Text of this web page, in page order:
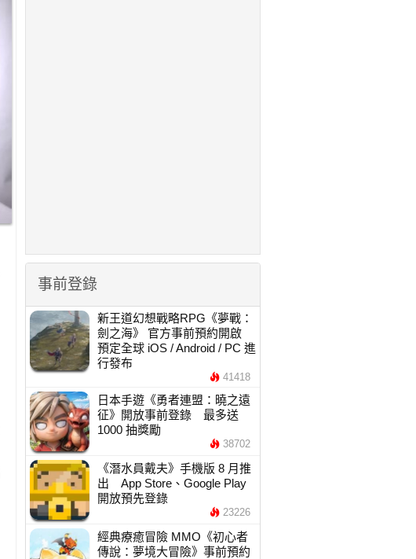
事前登錄
新王道幻想戰略RPG《夢戰：
劍之海》 官方事前預約開啟
預定全球 iOS / Android / PC 進
行發布
41418
日本手遊《勇者連盟：曉之遠
征》開放事前登錄 最多送
1000 抽獎勵
38702
《潛水員戴夫》手機版 8 月推
出 App Store、Google Play
開放預先登錄
23226
經典療癒冒險 MMO《初心者
傳說：夢境大冒險》事前預約